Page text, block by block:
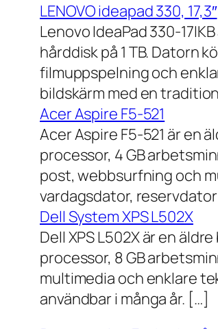
LENOVO ideapad 330, 17,3″
Lenovo IdeaPad 330-
hårddisk på 1 TB. Datorn
filmuppspelning och
bildskärm med en
Acer Aspire F5-521
Acer Aspire F5-521 är en
processor, 4 GB
post, webbsurfning och
vardagsdator,
Dell System XPS L502X
Dell XPS L502X är en
processor, 8 GB
multimedia och enklare
användbar i många år. […]